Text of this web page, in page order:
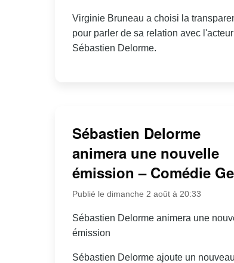
Virginie Bruneau a choisi la
pour parler de sa relation avec l'acteur
Sébastien Delorme.
Sébastien Delorme
animera une nouvelle
émission – Comédie
Publié le dimanche 2 août à 20:33
Sébastien Delorme animera une
émission
Sébastien Delorme ajoute un nouveau